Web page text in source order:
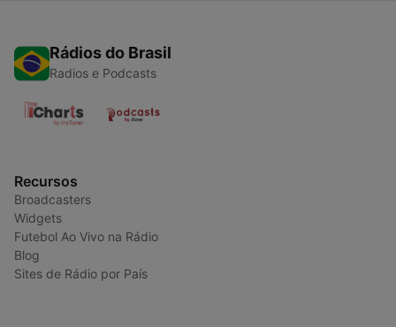
Rádios do Brasil
Radios e Podcasts
Recursos
Broadcasters
Widgets
Futebol Ao Vivo na Rádio
Blog
Sites de Rádio por País